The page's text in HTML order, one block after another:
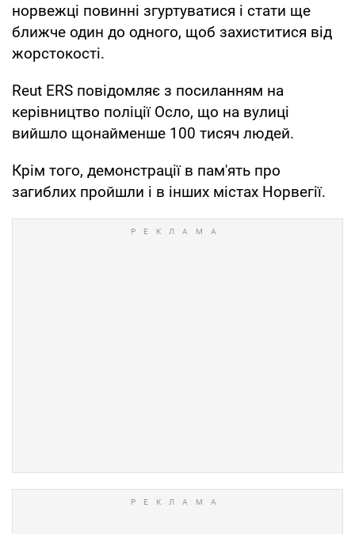
норвежці повинні згуртуватися і стати ще
ближче один до одного, щоб захиститися від
жорстокості.
Reut ERS повідомляє з посиланням на
керівництво поліції Осло, що на вулиці
вийшло щонайменше 100 тисяч людей.
Крім того, демонстрації в пам'ять про
загиблих пройшли і в інших містах Норвегії.